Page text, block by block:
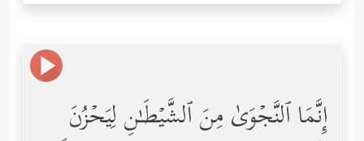
إِنَّمَا ٱلنَّجۡوَىٰ مِنَ ٱلشَّیۡطَـٰنِ لِیَحۡزُنَ